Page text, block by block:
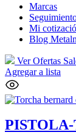
Marcas
Mi
Blog
Ver Ofertas
Agregar a lista